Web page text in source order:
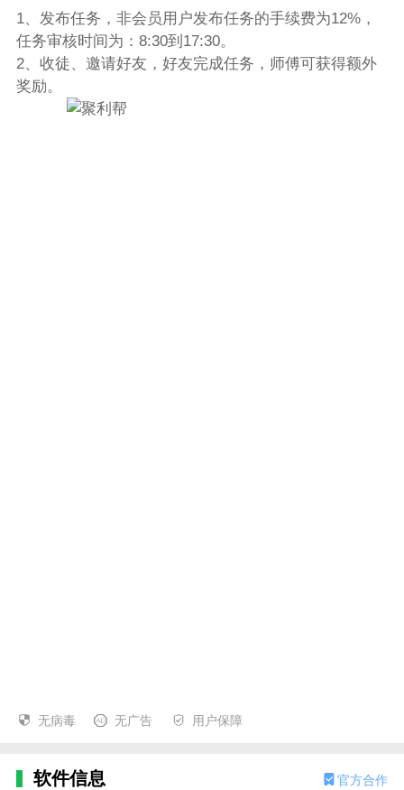
1、发布任务，非会员用户发布任务的手续费为12%，
任务审核时间为：8:30到17:30。
2、收徒、邀请好友，好友完成任务，师傅可获得额外
奖励。
无病毒 无广告 用户保障
软件信息 官方合作